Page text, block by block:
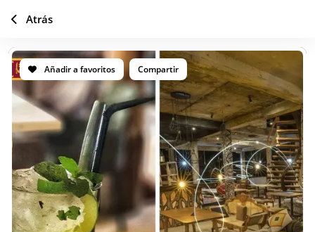
Añadir a favoritos Compartir
Atrás